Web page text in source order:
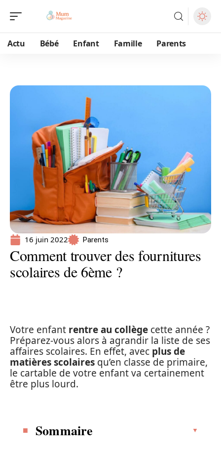
Actu Bébé Enfant Famille Parents
16 juin 2022 Parents
Comment trouver des fournitures
scolaires de 6ème ?
Votre enfant rentre au collège cette année ?
Préparez-vous alors à agrandir la liste de ses
affaires scolaires. En effet, avec plus de
matières scolaires qu’en classe de primaire,
le cartable de votre enfant va certainement
être plus lourd.
Sommaire